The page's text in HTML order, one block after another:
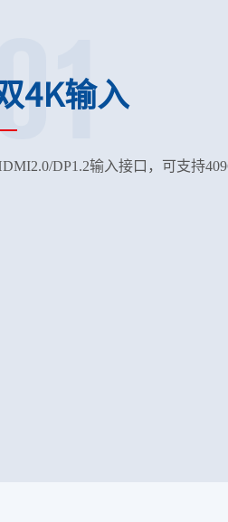
4K输入
DP1.2输入接口，可支持